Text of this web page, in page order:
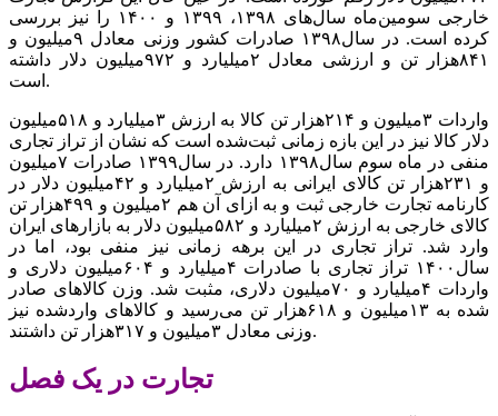
خارجی سومین‌ماه سال‌های ۱۳۹۸، ۱۳۹۹ و ۱۴۰۰ را نیز بررسی
کرده است. در سال‌۱۳۹۸ صادرات کشور وزنی معادل ۹‌میلیون و
۸۴۱‌هزار تن و ارزشی معادل ۲‌میلیارد و ۹۷۲‌میلیون دلار داشته
است.
واردات ۳‌میلیون و ۲۱۴‌هزار تن کالا به ارزش ۳‌میلیارد و ۵۱۸‌میلیون
دلار کالا نیز در این بازه زمانی ثبت‌شده است که نشان از تراز تجاری
منفی در ‌ماه سوم سال‌۱۳۹۸ دارد. در سال‌۱۳۹۹ صادرات ۷‌میلیون
و ۲۳۱‌هزار تن کالای ایرانی به ارزش ۲‌میلیارد و ۴۲‌میلیون دلار در
کارنامه تجارت خارجی ثبت و به ازای آن هم ۲‌میلیون و ۴۹۹‌هزار تن
کالای خارجی به ارزش ۲‌میلیارد و ۵۸۲‌میلیون دلار به بازارهای ایران
وارد شد. تراز تجاری در این برهه زمانی نیز منفی بود، اما در
سال‌۱۴۰۰ تراز تجاری با صادرات ۴‌میلیارد و ۶۰۴‌میلیون دلاری و
واردات ۴‌میلیارد و ۷۰‌میلیون دلاری، مثبت شد. وزن کالاهای صادر
شده به ۱۳‌میلیون و ۶۱۸‌هزار تن می‌رسید ‌و کالاهای واردشده نیز
وزنی معادل ۳‌میلیون و ۳۱۷‌هزار تن داشتند.
تجارت در یک فصل